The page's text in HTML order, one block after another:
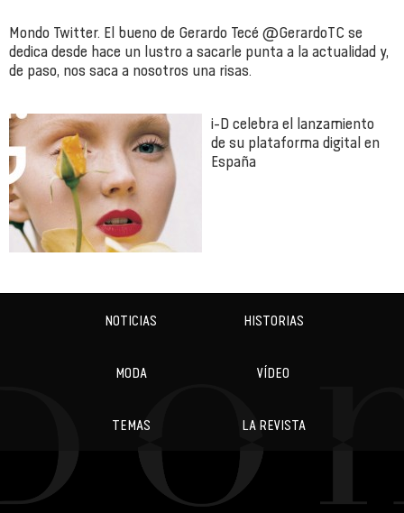
Mondo Twitter. El bueno de Gerardo Tecé @GerardoTC se
dedica desde hace un lustro a sacarle punta a la actualidad y,
de paso, nos saca a nosotros una risas.
i-D celebra el lanzamiento
de su plataforma digital en
España
NOTICIAS HISTORIAS
MODA VÍDEO
TEMAS LA REVISTA